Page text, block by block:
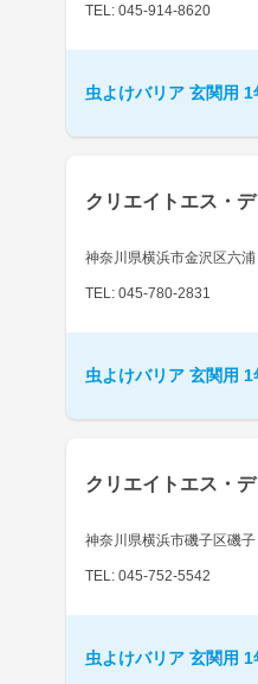
TEL: 045-914-8620
虫よけバリア 玄関用 1
クリエイトエス・
神奈川県横浜市金沢区六浦
TEL: 045-780-2831
虫よけバリア 玄関用 1
クリエイトエス・
神奈川県横浜市磯子区磯子
TEL: 045-752-5542
虫よけバリア 玄関用 1